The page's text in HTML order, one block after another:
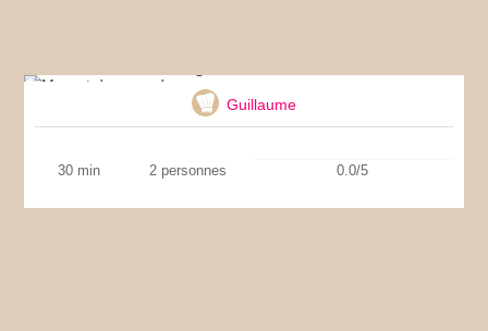
Guillaume
30 min 2 personnes 0.0/5